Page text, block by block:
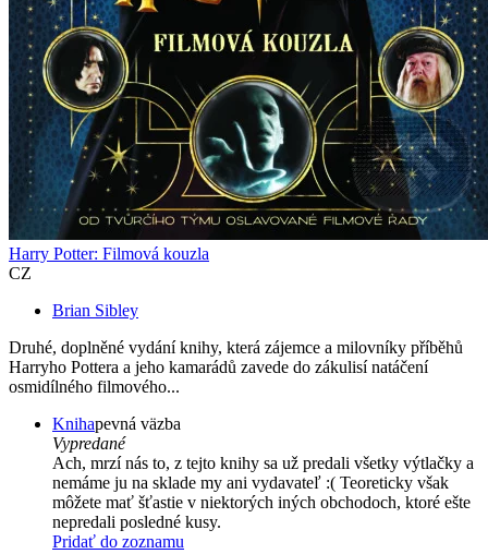
Harry Potter: Filmová kouzla
CZ
Brian Sibley
Druhé, doplněné vydání knihy, která zájemce a milovníky příběhů
Harryho Pottera a jeho kamarádů zavede do zákulisí natáčení
osmidílného filmového...
Knihapevná väzba
Vypredané
Ach, mrzí nás to, z tejto knihy sa už predali všetky výtlačky a
nemáme ju na sklade my ani vydavateľ :( Teoreticky však
môžete mať šťastie v niektorých iných obchodoch, ktoré ešte
nepredali posledné kusy.
Pridať do zoznamu